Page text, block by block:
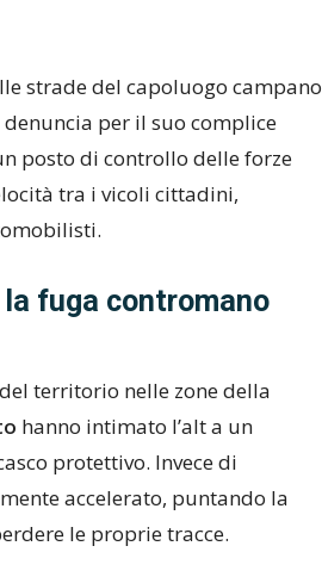
strade del capoluogo campano
per il suo complice
posto di controllo delle forze
tra i vicoli cittadini,
fuga contromano
territorio nelle zone della
hanno intimato l’alt a un
protettivo. Invece di
accelerato, puntando la
le proprie tracce.